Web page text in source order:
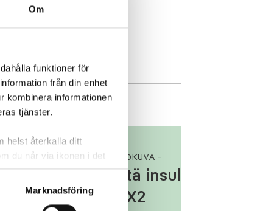
Om
funktioner för
från din enhet
kombinera informationen
tjänster.
helst återkalla ditt
du når via ikonen i det
som är
se
Marknadsföring
OPETUSELOKUVA -
Pysäytä insuliini –
t:slim X2